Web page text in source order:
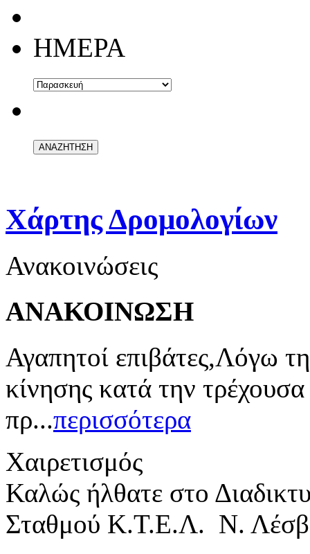
ΗΜΕΡΑ
Χάρτης Δρομολογίων
Ανακοινώσεις
ΑΝΑΚΟΙΝΩΣΗ
Αγαπητοί επιβάτες,Λόγω
κίνησης κατά την
πρ...περισσότερα
Χαιρετισμός
Καλώς ήλθατε στο
Σταθμού Κ.Τ.Ε.Λ. Ν.